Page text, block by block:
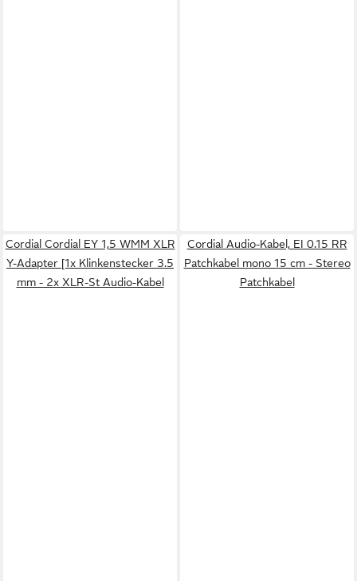
Cordial Cordial EY 1,5 WMM XLR
Y-Adapter [1x Klinkenstecker 3.5
mm - 2x XLR-St Audio-Kabel
Cordial Audio-Kabel, EI 0.15 RR
Patchkabel mono 15 cm - Stereo
Patchkabel